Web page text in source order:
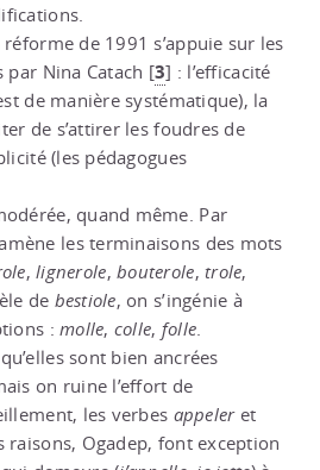
réforme de 1991 s’appuie sur les
Nina Catach [3] : l’efficacité
de manière systématique), la
de s’attirer les foudres de
(les pédagogues
quand même. Par
les terminaisons des mots
,lignerole,bouterole,trole,
de bestiole, on s’ingénie à
:molle, colle, folle.
sont bien ancrées
on ruine l’effort de
les verbes appeleret
raisons, Ogadep, font exception